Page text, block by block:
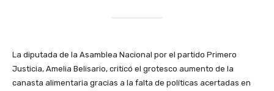
La diputada de la Asamblea Nacional por el partido Primero
Justicia, Amelia Belisario, criticó el grotesco aumento de la
canasta alimentaria gracias a la falta de políticas acertadas en